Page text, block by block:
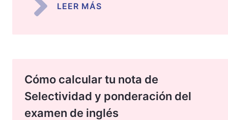
LEER MÁS
Cómo calcular tu nota de
Selectividad y ponderación del
examen de inglés